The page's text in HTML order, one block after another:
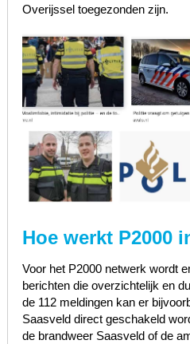
Overijssel toegezonden zijn.
Hoe werkt P2000
Voor het P2000 netwerk wordt
berichten die overzichtelijk en
de 112 meldingen kan er
Saasveld direct geschakeld
de brandweer Saasveld of de